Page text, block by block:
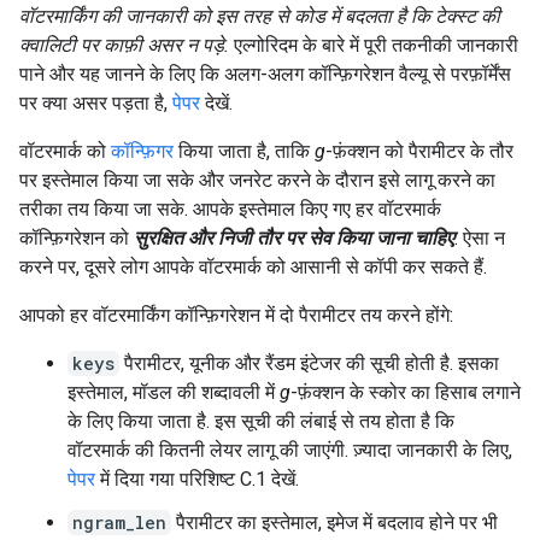
वॉटरमार्किंग की जानकारी को इस तरह से कोड में बदलता है कि टेक्स्ट की
क्वालिटी पर काफ़ी असर न पड़े. एल्गोरिदम के बारे में पूरी तकनीकी जानकारी
पाने और यह जानने के लिए कि अलग-अलग कॉन्फ़िगरेशन वैल्यू से परफ़ॉर्मेंस
पर क्या असर पड़ता है,पेपरदेखें.
वॉटरमार्क कोकॉन्फ़िगरकिया जाता है, ताकिg-फ़ंक्शन को पैरामीटर के तौर
पर इस्तेमाल किया जा सके और जनरेट करने के दौरान इसे लागू करने का
तरीका तय किया जा सके. आपके इस्तेमाल किए गए हर वॉटरमार्क
कॉन्फ़िगरेशन को सुरक्षित और निजी तौर पर सेव किया जाना चाहिए. ऐसा न
करने पर, दूसरे लोग आपके वॉटरमार्क को आसानी से कॉपी कर सकते हैं.
आपको हर वॉटरमार्किंग कॉन्फ़िगरेशन में दो पैरामीटर तय करने होंगे:
keys पैरामीटर, यूनीक और रैंडम इंटेजर की सूची होती है. इसका
इस्तेमाल, मॉडल की शब्दावली मेंg-फ़ंक्शन के स्कोर का हिसाब लगाने
के लिए किया जाता है. इस सूची की लंबाई से तय होता है कि
वॉटरमार्क की कितनी लेयर लागू की जाएंगी. ज़्यादा जानकारी के लिए,
पेपरमें दिया गया परिशिष्ट C.1 देखें.
ngram_len पैरामीटर का इस्तेमाल, इमेज में बदलाव होने पर भी